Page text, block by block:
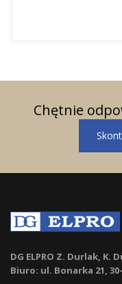
Chętnie
DG ELPRO Z. Durlak, K.
Biuro: ul. Bonarka 21,